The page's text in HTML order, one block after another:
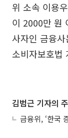
위 소속 이용
이 2000만 원
사자인 금융
소비자보호법
김범근 기자의